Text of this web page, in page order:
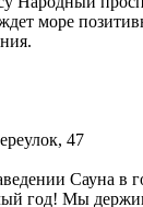
море
47
Сауна в
год! Мы